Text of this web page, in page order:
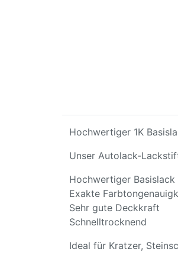
Hochwertiger 1K
Unser Autolack-
Hochwertiger Basislack
Exakte
Sehr gute Deckkraft
Schnelltrocknend
Ideal für Kratzer,